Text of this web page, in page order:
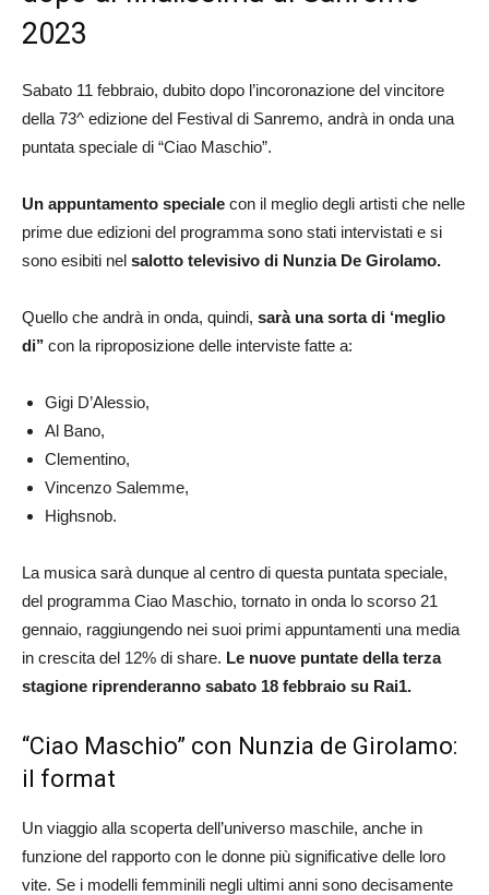
2023
Sabato 11 febbraio, dubito dopo l’incoronazione del vincitore
della 73^ edizione del Festival di Sanremo, andrà in onda una
puntata speciale di “Ciao Maschio”.
Un appuntamento speciale con il meglio degli artisti che nelle
prime due edizioni del programma sono stati intervistati e si
sono esibiti nel salotto televisivo di Nunzia De Girolamo.
Quello che andrà in onda, quindi, sarà una sorta di ‘meglio
di’’ con la riproposizione delle interviste fatte a:
Gigi D’Alessio,
Al Bano,
Clementino,
Vincenzo Salemme,
Highsnob.
La musica sarà dunque al centro di questa puntata speciale,
del programma Ciao Maschio, tornato in onda lo scorso 21
gennaio, raggiungendo nei suoi primi appuntamenti una media
in crescita del 12% di share. Le nuove puntate della terza
stagione riprenderanno sabato 18 febbraio su Rai1.
“Ciao Maschio” con Nunzia de Girolamo:
il format
Un viaggio alla scoperta dell’universo maschile, anche in
funzione del rapporto con le donne più significative delle loro
vite. Se i modelli femminili negli ultimi anni sono decisamente